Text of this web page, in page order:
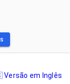
em Inglês